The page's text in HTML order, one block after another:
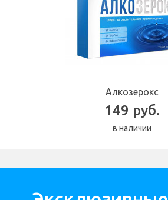
Алкозерокс
149 руб.
в наличии